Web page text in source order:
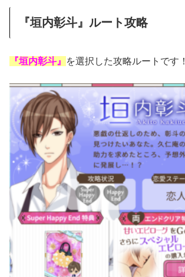
『垣内彰斗』ルート攻略
『垣内彰斗』 を選択した攻略ルートです！